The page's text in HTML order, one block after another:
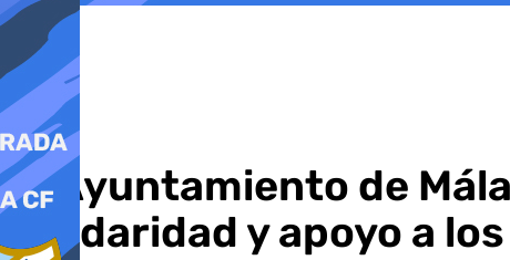
El Ayuntamiento de
solidaridad y apoyo a